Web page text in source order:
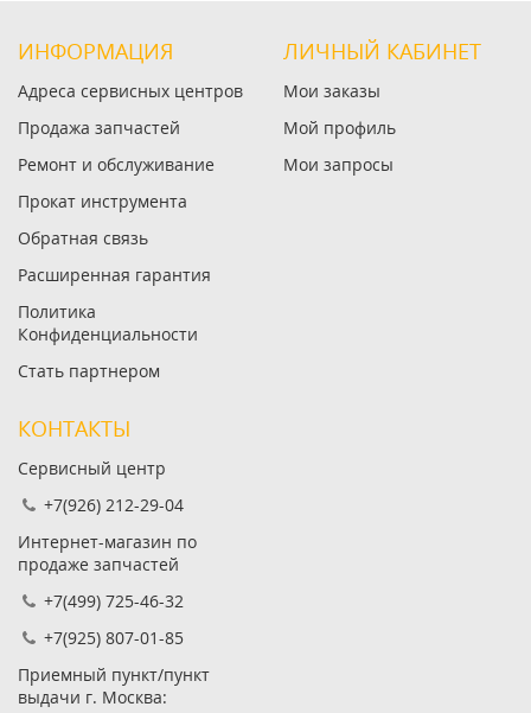
ИНФОРМАЦИЯ
Адреса сервисных центров
Продажа запчастей
Ремонт и обслуживание
Прокат инструмента
Обратная связь
Расширенная гарантия
Политика
Конфиденциальности
Стать партнером
ЛИЧНЫЙ КАБИНЕТ
Мои заказы
Мой профиль
Мои запросы
КОНТАКТЫ
Сервисный центр
+7(926) 212-29-04
Интернет-магазин по
продаже запчастей
+7(499) 725-46-32
+7(925) 807-01-85
Приемный пункт/пункт
выдачи г. Москва: